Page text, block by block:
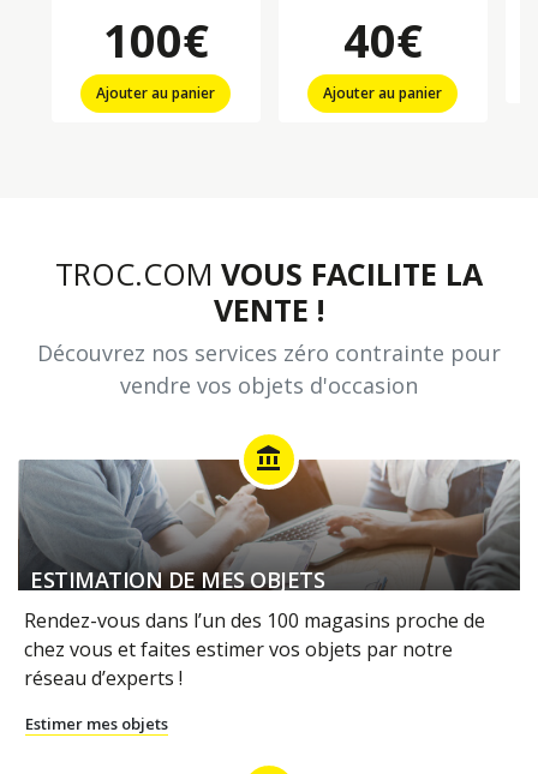
100€
Ajouter au panier
40€
Ajouter au panier
TROC.COM VOUS FACILITE LA
VENTE !
Découvrez nos services zéro contrainte pour
vendre vos objets d'occasion
account_balance
ESTIMATION DE MES OBJETS
Rendez-vous dans l’un des 100 magasins proche de
chez vous et faites estimer vos objets par notre
réseau d’experts !
Estimer mes objets